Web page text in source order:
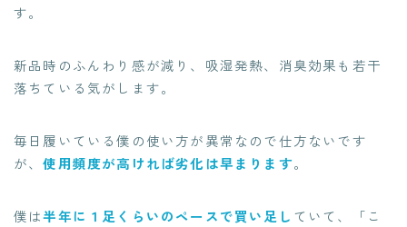
す。
新品時のふんわり感が減り、吸湿発熱、消臭効果も若干
落ちている気がします。
毎日履いている僕の使い方が異常なので仕方ないです
が、使用頻度が高ければ劣化は早まります。
僕は半年に１足くらいのペースで買い足し ていて、「こ